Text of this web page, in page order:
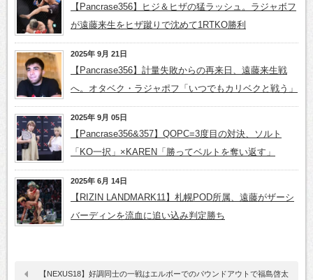
【Pancrase356】ヒジ＆ヒザの猛ラッシュ。ラジャボフ
が遠藤来生をヒザ蹴りで沈めて1RTKO勝利
2025年 9月 21日
【Pancrase356】計量失敗からの再来日、遠藤来生戦
へ。オタベク・ラジャポフ「いつでもカリベクと戦う」
2025年 9月 05日
【Pancrase356&357】QOPC=3度目の対決、ソルト
「KO一択」×KAREN「勝ってベルトを奪い返す」
2025年 6月 14日
【RIZIN LANDMARK11】札幌POD所属、遠藤がザーシ
バーディンを流血に追い込み判定勝ち
【NEXUS18】好調同士の一戦はエルボーでのパウンドアウトで福島啓太